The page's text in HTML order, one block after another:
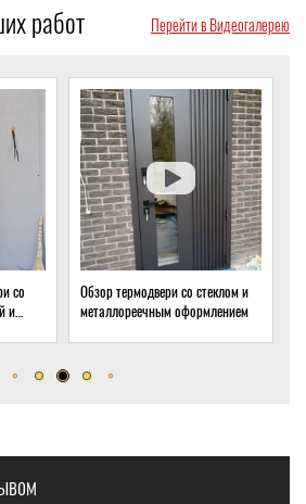
работ Перейти в Видеогалерею
и
Обзор термодвери с ковкой и
стеклом для подвала частного